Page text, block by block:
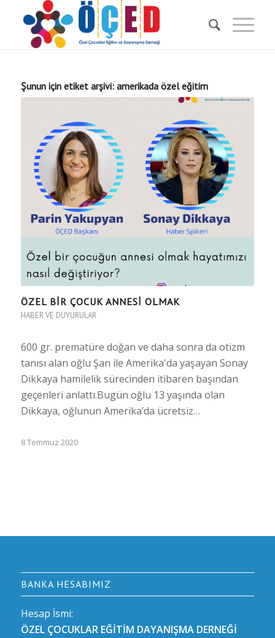
Şunun için etiket arşivi: amerikada özel eğitim
ÖZEL BIR ÇOCUK ANNESI OLMAK
HABER VE DUYURULAR
600 gr. prematüre doğan ve daha sonra da otizm
tanısı alan oğlu Şan ile Amerika'da yaşayan Sonay
Dikkaya hamilelik sürecinden itibaren başından
geçenleri anlattı.Bugün oğlu 13 yaşında olan
Dikkaya, oğlunun Amerika’da ücretsiz…
8 Temmuz 2020
BANKA HESABIMIZ
Hesap İsmi:
ÖZEL ÇOCUKLAR EĞİTİM DAYANIŞMA DERNEĞİ